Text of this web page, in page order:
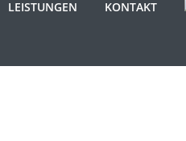
LEISTUNGEN KONTAKT